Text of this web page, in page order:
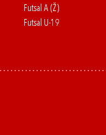
Futsal A (Ž)
Futsal U-19